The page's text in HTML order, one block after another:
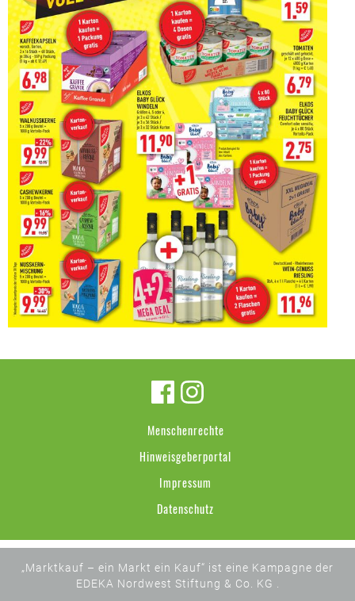
Menschenrechte
Hinweisgeberportal
Impressum
Datenschutz
„Marktkauf – ein Markt ein Kauf“ ist eine Kampagne der
EDEKA Nordwest Stiftung & Co. KG .